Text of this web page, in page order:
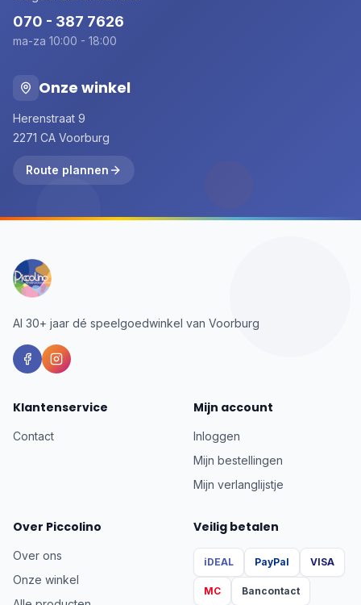
070 - 387 7626
ma-za 10:00 - 18:00
Onze winkel
Herenstraat 9
2271 CA Voorburg
Route plannen
Al 30+ jaar dé speelgoedwinkel van Voorburg
Klantenservice
Contact
Mijn account
Inloggen
Mijn bestellingen
Mijn verlanglijstje
Over Piccolino
Over ons
Onze winkel
Veilig betalen
iDEAL PayPal VISA
MC Bancontact